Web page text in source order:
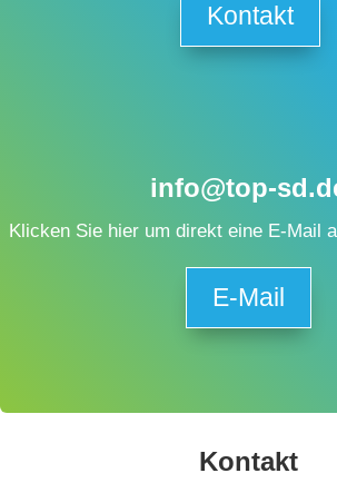
Kontakt
info@top-
Klicken Sie hier um direkt eine E-Mail
E-Mail
Kontakt